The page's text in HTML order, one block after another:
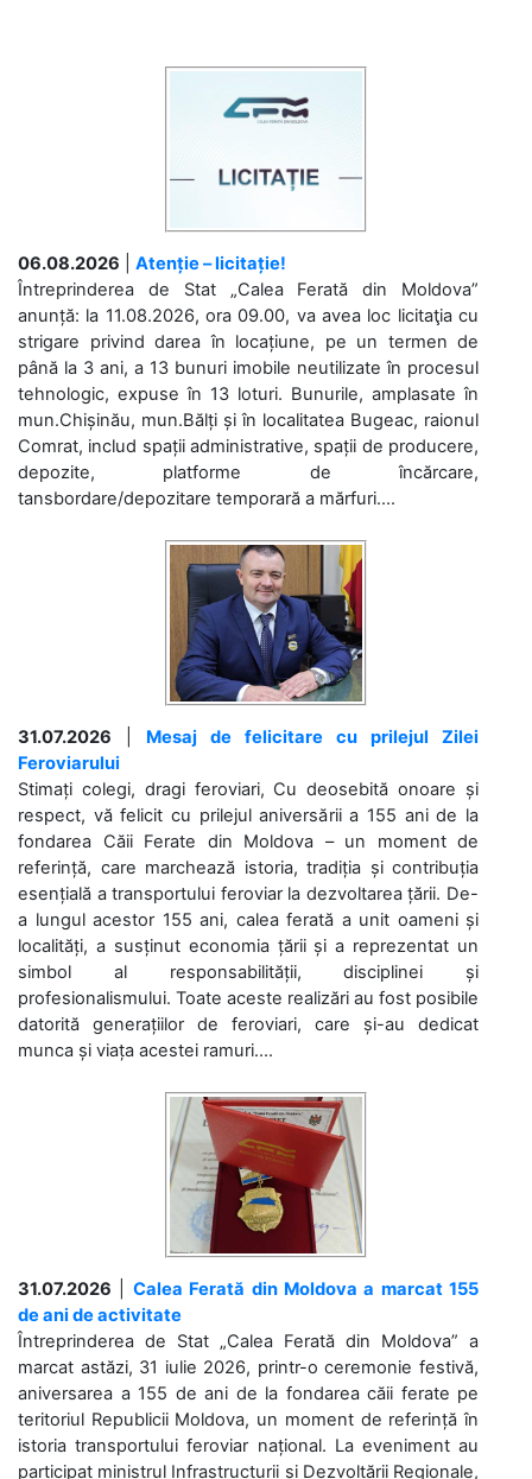
06.08.2026
Atenție – licitație!
Întreprinderea de Stat „Calea Ferată din Moldova”
anunță: la 11.08.2026, ora 09.00, va avea loc licitaţia cu
strigare privind darea în locațiune, pe un termen de
până la 3 ani, a 13 bunuri imobile neutilizate în procesul
tehnologic, expuse în 13 loturi. Bunurile, amplasate în
mun.Chișinău, mun.Bălți și în localitatea Bugeac, raionul
Comrat, includ spații administrative, spații de producere,
depozite, platforme de încărcare,
tansbordare/depozitare temporară a mărfuri....
31.07.2026
Mesaj de felicitare cu prilejul Zilei
Feroviarului
Stimați colegi, dragi feroviari, Cu deosebită onoare și
respect, vă felicit cu prilejul aniversării a 155 ani de la
fondarea Căii Ferate din Moldova – un moment de
referință, care marchează istoria, tradiția și contribuția
esențială a transportului feroviar la dezvoltarea țării. De-
a lungul acestor 155 ani, calea ferată a unit oameni și
localități, a susținut economia țării și a reprezentat un
simbol al responsabilității, disciplinei și
profesionalismului. Toate aceste realizări au fost posibile
datorită generațiilor de feroviari, care și-au dedicat
munca și viața acestei ramuri....
31.07.2026
Calea Ferată din Moldova a marcat 155
de ani de activitate
Întreprinderea de Stat „Calea Ferată din Moldova” a
marcat astăzi, 31 iulie 2026, printr-o ceremonie festivă,
aniversarea a 155 de ani de la fondarea căii ferate pe
teritoriul Republicii Moldova, un moment de referință în
istoria transportului feroviar național. La eveniment au
participat ministrul Infrastructurii și Dezvoltării Regionale,